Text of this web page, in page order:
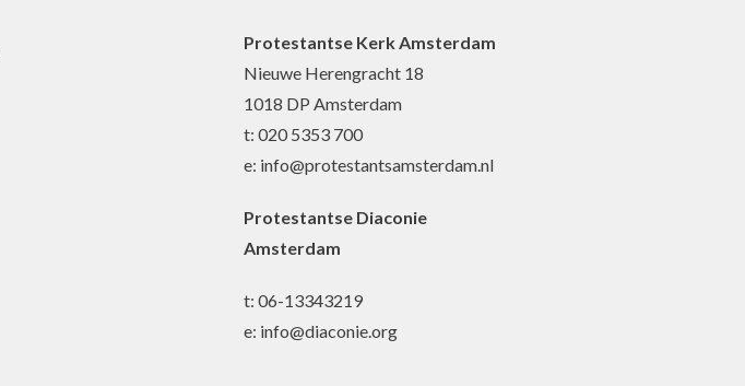
Protestantse Kerk Amsterdam
Nieuwe Herengracht 18
1018 DP Amsterdam
t: 020 5353 700
e: info@protestantsamsterdam.nl
Protestantse Diaconie
Amsterdam
t: 06-13343219
e: info@diaconie.org